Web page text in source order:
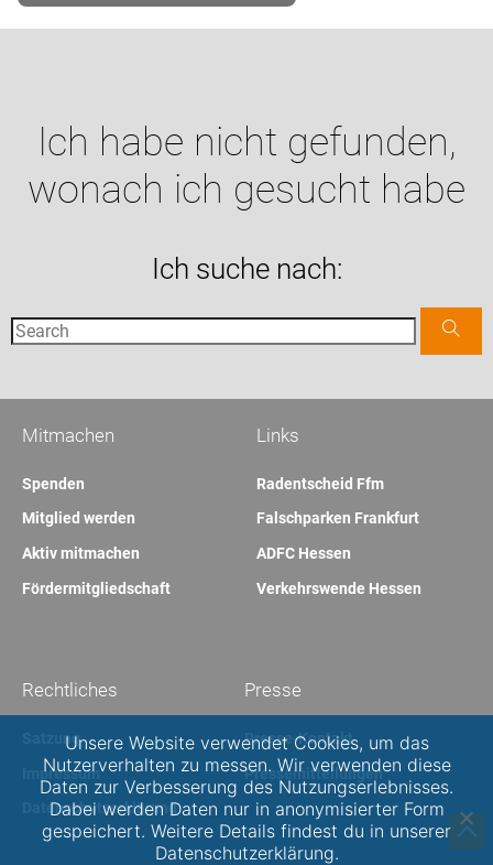
Ich habe nicht gefunden,
wonach ich gesucht habe
Ich suche nach:
Links
Radentscheid Ffm
Falschparken Frankfurt
ADFC Hessen
Verkehrswende Hessen
Mitmachen
Spenden
Mitglied werden
Aktiv mitmachen
Fördermitgliedschaft
Presse
Presse-Kontakt
Pressemitteilungen
Rechtliches
Satzung
Impressum
Datenschutzerklärung
Unsere Website verwendet Cookies, um das
Nutzerverhalten zu messen. Wir verwenden diese
Daten zur Verbesserung des Nutzungserlebnisses.
Dabei werden Daten nur in anonymisierter Form
gespeichert. Weitere Details findest du in unserer
Datenschutzerklärung.